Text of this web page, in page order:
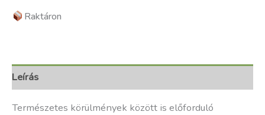
Raktáron
Leírás
Természetes körülmények között is előforduló